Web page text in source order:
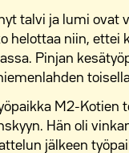
talvi ja lumi ovat
helottaa niin, ettei
Pinjan
M2-Kotien
Hän oli
jälkeen